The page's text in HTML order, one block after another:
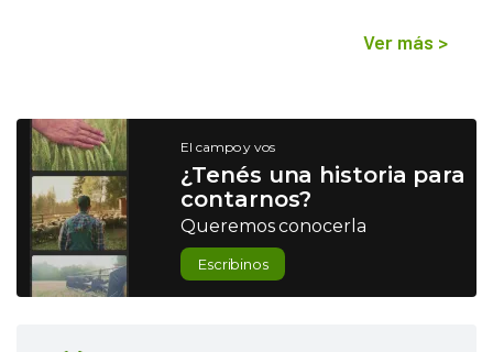
Ver más >
El campo y vos
¿Tenés una historia para
contarnos?
Queremos conocerla
Escribinos